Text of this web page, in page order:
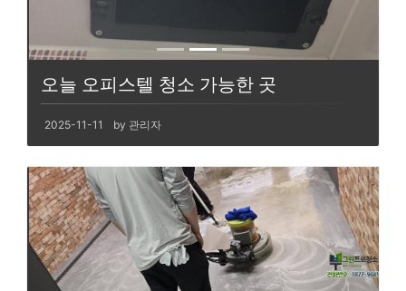
오늘 오피스텔 청소 가능한 곳
2025-11-11 by 관리자